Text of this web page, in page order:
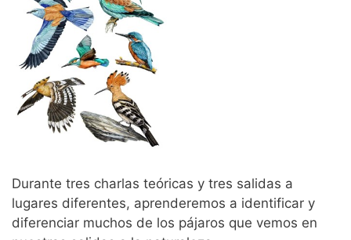
Durante tres charlas teóricas y tres salidas a
lugares diferentes, aprenderemos a identificar y
diferenciar muchos de los pájaros que vemos en